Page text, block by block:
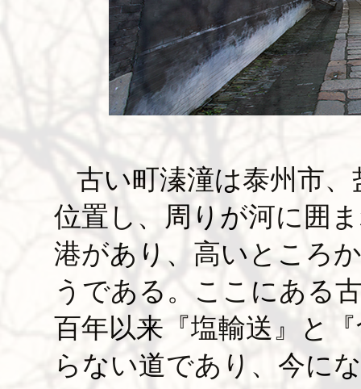
古い町溱潼は泰州市
位置し、周りが河に囲
港があり、高いところ
うである。ここにある
百年以来『塩輸送』と
らない道であり、今に